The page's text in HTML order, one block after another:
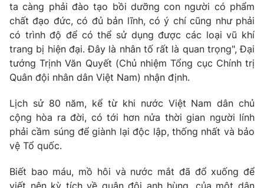
® Cấm sao chép dưới mọi hình thức nếu không có sự chấp
thuận bằng văn bản. Ghi rõ nguồn VTV.vn khi phát hành lại
thông tin từ website này.
ta càng phải đào tạo bồi dưỡng con người có phẩm
chất đạo đức, có đủ bản lĩnh, có ý chí cũng như phải
có trình độ để có thể sử dụng được các loại vũ khí
trang bị hiện đại. Đây là nhân tố rất là quan trọng", Đại
tướng Trịnh Văn Quyết (Chủ nhiệm Tổng cục Chính trị
Quân đội nhân dân Việt Nam) nhận định.
Lịch sử 80 năm, kể từ khi nước Việt Nam dân chủ
cộng hòa ra đời, có tới hơn nửa thời gian người lính
phải cầm súng để giành lại độc lập, thống nhất và bảo
vệ Tổ quốc.
Biết bao máu, mồ hôi và nước mắt đã đổ xuống để
viết nên kỳ tích về quân đội anh hùng, của một dân